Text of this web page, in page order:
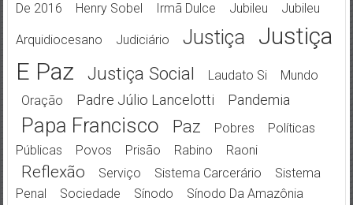
De 2016
Henry Sobel Irmã Dulce Jubileu Jubileu
Arquidiocesano Judiciário Justiça
Justiça
E Paz
Justiça Social Laudato Si
Mundo
Oração
Padre Júlio Lancelotti Pandemia
Papa Francisco Paz Pobres
Políticas
Públicas
Povos Prisão Rabino Raoni
Reflexão Serviço Sistema Carcerário
Sistema
Penal
Sociedade Sínodo
Sínodo Da Amazônia